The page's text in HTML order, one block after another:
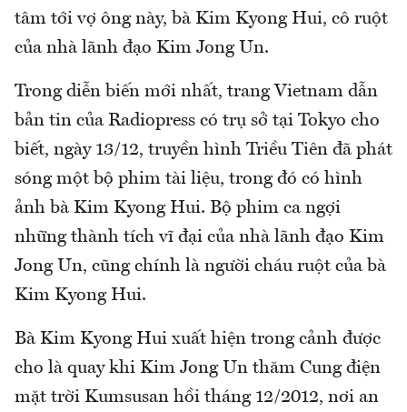
tâm tới vợ ông này, bà Kim Kyong Hui, cô ruột
của nhà lãnh đạo Kim Jong Un.
Trong diễn biến mới nhất, trang Vietnam dẫn
bản tin của Radiopress có trụ sở tại Tokyo cho
biết, ngày 13/12, truyền hình Triều Tiên đã phát
sóng một bộ phim tài liệu, trong đó có hình
ảnh bà Kim Kyong Hui. Bộ phim ca ngợi
những thành tích vĩ đại của nhà lãnh đạo Kim
Jong Un, cũng chính là người cháu ruột của bà
Kim Kyong Hui.
Bà Kim Kyong Hui xuất hiện trong cảnh được
cho là quay khi Kim Jong Un thăm Cung điện
mặt trời Kumsusan hồi tháng 12/2012, nơi an